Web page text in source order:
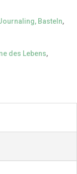
Basteln,
des Lebens,